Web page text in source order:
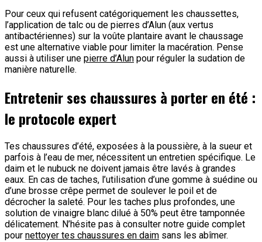
Pour ceux qui refusent catégoriquement les chaussettes,
l’application de talc ou de pierres d’Alun (aux vertus
antibactériennes) sur la voûte plantaire avant le chaussage
est une alternative viable pour limiter la macération. Pense
aussi à utiliser une pierre d’Alun pour réguler la sudation de
manière naturelle.
Entretenir ses chaussures à porter en été :
le protocole expert
Tes chaussures d’été, exposées à la poussière, à la sueur et
parfois à l’eau de mer, nécessitent un entretien spécifique. Le
daim et le nubuck ne doivent jamais être lavés à grandes
eaux. En cas de taches, l’utilisation d’une gomme à suédine ou
d’une brosse crêpe permet de soulever le poil et de
décrocher la saleté. Pour les taches plus profondes, une
solution de vinaigre blanc dilué à 50% peut être tamponnée
délicatement. N’hésite pas à consulter notre guide complet
pour nettoyer tes chaussures en daim sans les abîmer.